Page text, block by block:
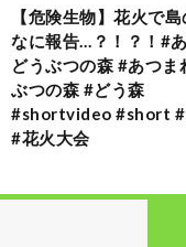
【危険生物】花火で
なに報告…？！？！#
どうぶつの森 #あつま
ぶつの森 #どう森
#shortvideo #short
#花火大会